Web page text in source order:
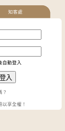
知客處
自動登入
？
以享全權！